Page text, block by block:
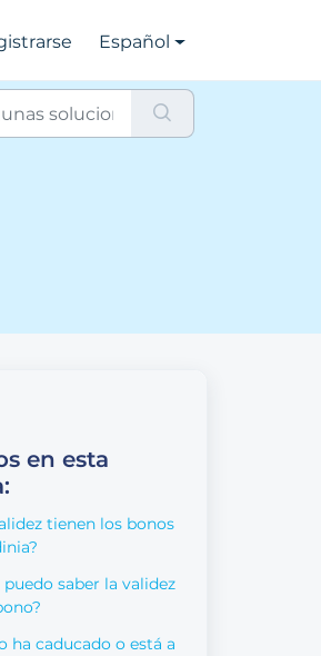
Español
en esta
tienen los bonos
puedo saber la validez
ha caducado o está a